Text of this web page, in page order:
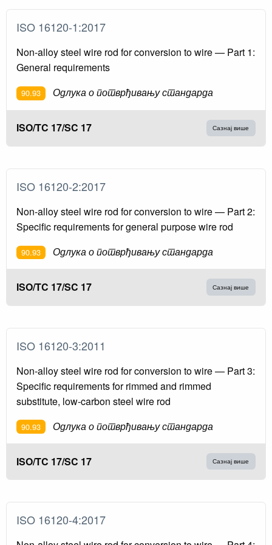
ISO 16120-1:2017
Non-alloy steel wire rod for conversion to wire — Part 1:
General requirements
90.93 Одлука о потврђивању стандарда
ISO/TC 17/SC 17 Сазнај више
ISO 16120-2:2017
Non-alloy steel wire rod for conversion to wire — Part 2:
Specific requirements for general purpose wire rod
90.93 Одлука о потврђивању стандарда
ISO/TC 17/SC 17 Сазнај више
ISO 16120-3:2011
Non-alloy steel wire rod for conversion to wire — Part 3:
Specific requirements for rimmed and rimmed
substitute, low-carbon steel wire rod
90.93 Одлука о потврђивању стандарда
ISO/TC 17/SC 17 Сазнај више
ISO 16120-4:2017